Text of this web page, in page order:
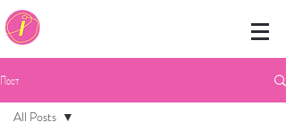
Пост
All Posts